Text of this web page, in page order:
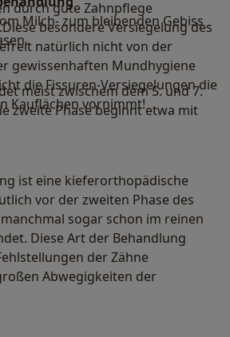
durch gute Zahnpflege
besondere Versiegelung des
natürlich nicht von der
gewissenhaften Mundhygiene
die Fissuren-Versiegelungen die
Kauflächen vornimmt!
Milch- zum bleibenden Gebiss
meist zwischem dem 5. und 7.
zweite Phase beginnt etwa mit
ist eine kieferorthopädische
vor der zweiten Phase des
sogar schon im reinen
Diese Art der Behandlung
der Zähne
Abwegigkeiten der